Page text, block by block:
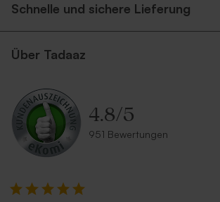
Schnelle und sichere Lieferung
Über Tadaaz
4.8/5
951 Bewertungen